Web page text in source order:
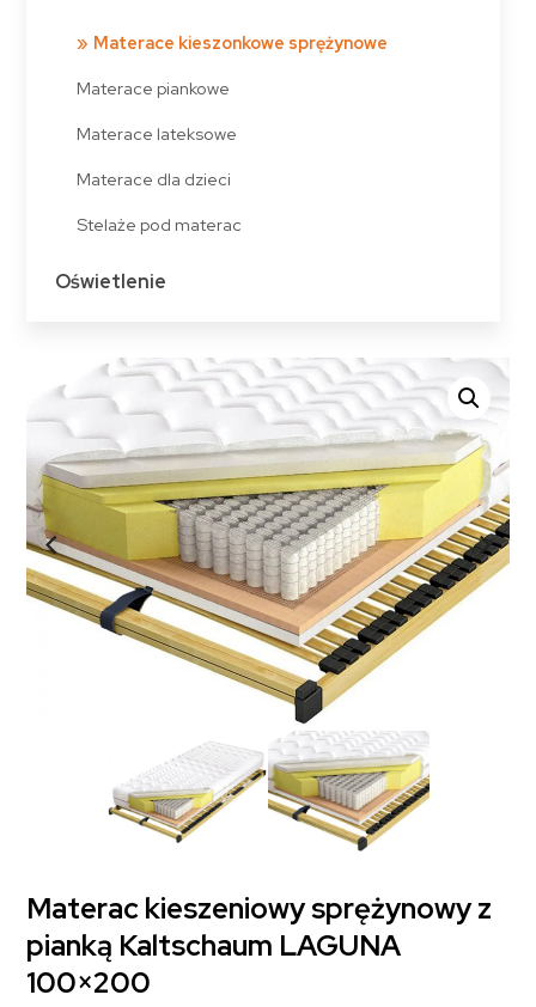
Materace kieszonkowe sprężynowe
Materace piankowe
Materace lateksowe
Materace dla dzieci
Stelaże pod materac
Oświetlenie
Materac kieszeniowy sprężynowy z
pianką Kaltschaum LAGUNA
100×200